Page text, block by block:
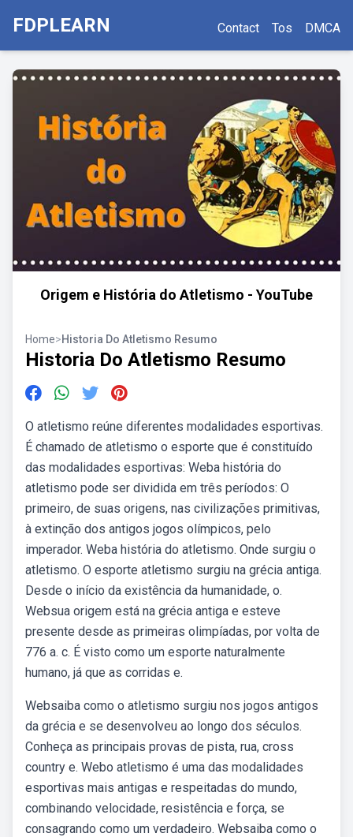
FDPLEARN Contact Tos DMCA
Origem e História do Atletismo - YouTube
Home>Historia Do Atletismo Resumo
Historia Do Atletismo Resumo
O atletismo reúne diferentes modalidades esportivas.
É chamado de atletismo o esporte que é constituído
das modalidades esportivas: Weba história do
atletismo pode ser dividida em três períodos: O
primeiro, de suas origens, nas civilizações primitivas,
à extinção dos antigos jogos olímpicos, pelo
imperador. Weba história do atletismo. Onde surgiu o
atletismo. O esporte atletismo surgiu na grécia antiga.
Desde o início da existência da humanidade, o.
Websua origem está na grécia antiga e esteve
presente desde as primeiras olimpíadas, por volta de
776 a. c. É visto como um esporte naturalmente
humano, já que as corridas e.
Websaiba como o atletismo surgiu nos jogos antigos
da grécia e se desenvolveu ao longo dos séculos.
Conheça as principais provas de pista, rua, cross
country e. Webo atletismo é uma das modalidades
esportivas mais antigas e respeitadas do mundo,
combinando velocidade, resistência e força, se
consagrando como um verdadeiro. Websaiba como o